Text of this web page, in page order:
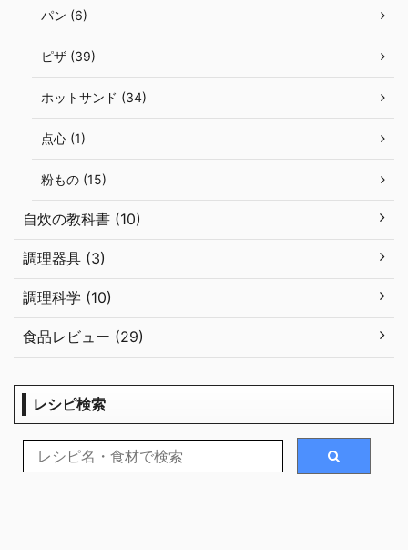
パン (6)
ピザ (39)
ホットサンド (34)
点心 (1)
粉もの (15)
自炊の教科書 (10)
調理器具 (3)
調理科学 (10)
食品レビュー (29)
レシピ検索